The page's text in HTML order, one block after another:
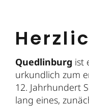
Quedlinburg ist
urkundlich zum
12. Jahrhundert
lang eines,